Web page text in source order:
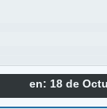
en: 18 de